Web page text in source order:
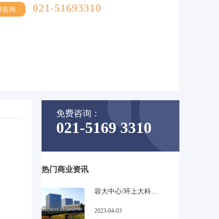
询 021-51693310
免费咨询：
021-5169 3310
热门商业资讯
容大中心/环上大科技园_宝山高性比甲级写字楼
2023-04-03